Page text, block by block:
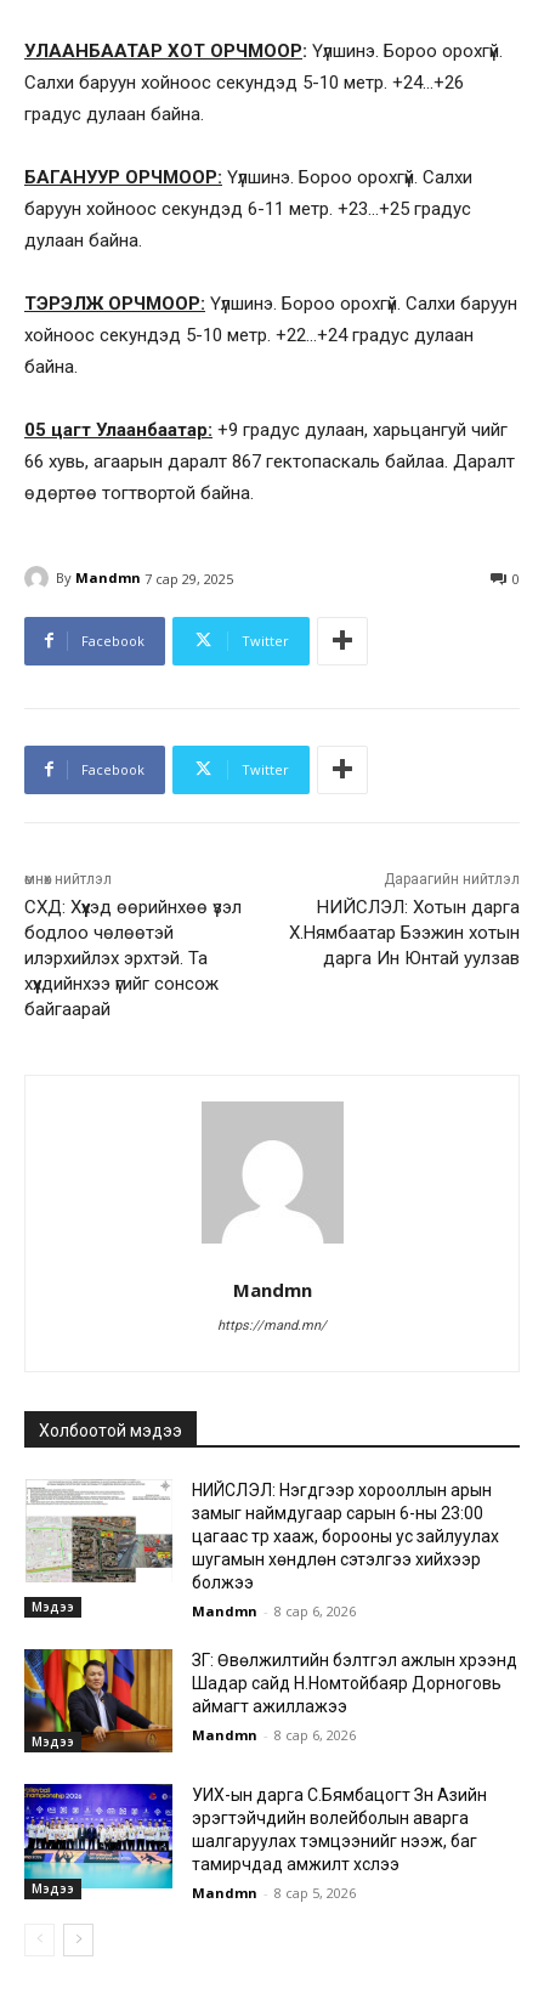
УЛААНБААТАР ХОТ ОРЧМООР: Үүлшинэ. Бороо орохгүй.
Салхи баруун хойноос секундэд 5-10 метр. +24…+26
градус дулаан байна.
БАГАНУУР ОРЧМООР: Үүлшинэ. Бороо орохгүй. Салхи
баруун хойноос секундэд 6-11 метр. +23…+25 градус
дулаан байна.
ТЭРЭЛЖ ОРЧМООР: Үүлшинэ. Бороо орохгүй. Салхи баруун
хойноос секундэд 5-10 метр. +22…+24 градус дулаан
байна.
05 цагт Улаанбаатар: +9 градус дулаан, харьцангуй чийг
66 хувь, агаарын даралт 867 гектопаскаль байлаа. Даралт
өдөртөө тогтвортой байна.
By Mandmn 7 сар 29, 2025 0
Facebook Twitter
Facebook Twitter
өмнөх нийтлэл
СХД: Хүүхэд өөрийнхөө үзэл
бодлоо чөлөөтэй
илэрхийлэх эрхтэй. Та
хүүхдийнхээ үгийг сонсож
байгаарай
Дараагийн нийтлэл
НИЙСЛЭЛ: Хотын дарга
Х.Нямбаатар Бээжин хотын
дарга Ин Юнтай уулзав
Mandmn
https://mand.mn/
Холбоотой мэдээ
Мэдээ
НИЙСЛЭЛ: Нэгдүгээр хорооллын арын
замыг наймдугаар сарын 6-ны 23:00
цагаас түр хааж, борооны ус зайлуулах
шугамын хөндлөн сэтэлгээ хийхээр
болжээ
Mandmn - 8 сар 6, 2026
Мэдээ
ЗГ: Өвөлжилтийн бэлтгэл ажлын хүрээнд
Шадар сайд Н.Номтойбаяр Дорноговь
аймагт ажиллажээ
Mandmn - 8 сар 6, 2026
Мэдээ
УИХ-ын дарга С.Бямбацогт Зүүн Азийн
эрэгтэйчүүдийн волейболын аварга
шалгаруулах тэмцээнийг нээж, баг
тамирчдад амжилт хүслээ
Mandmn - 8 сар 5, 2026